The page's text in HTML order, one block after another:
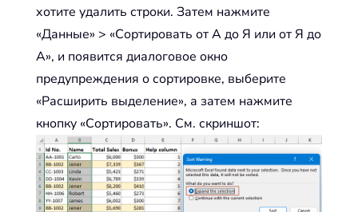
хотите удалить строки. Затем нажмите
«Данные» > «Сортировать от А до Я или от Я до
А», и появится диалоговое окно
предупреждения о сортировке, выберите
«Расширить выделение», а затем нажмите
кнопку «Сортировать». См. скриншот: